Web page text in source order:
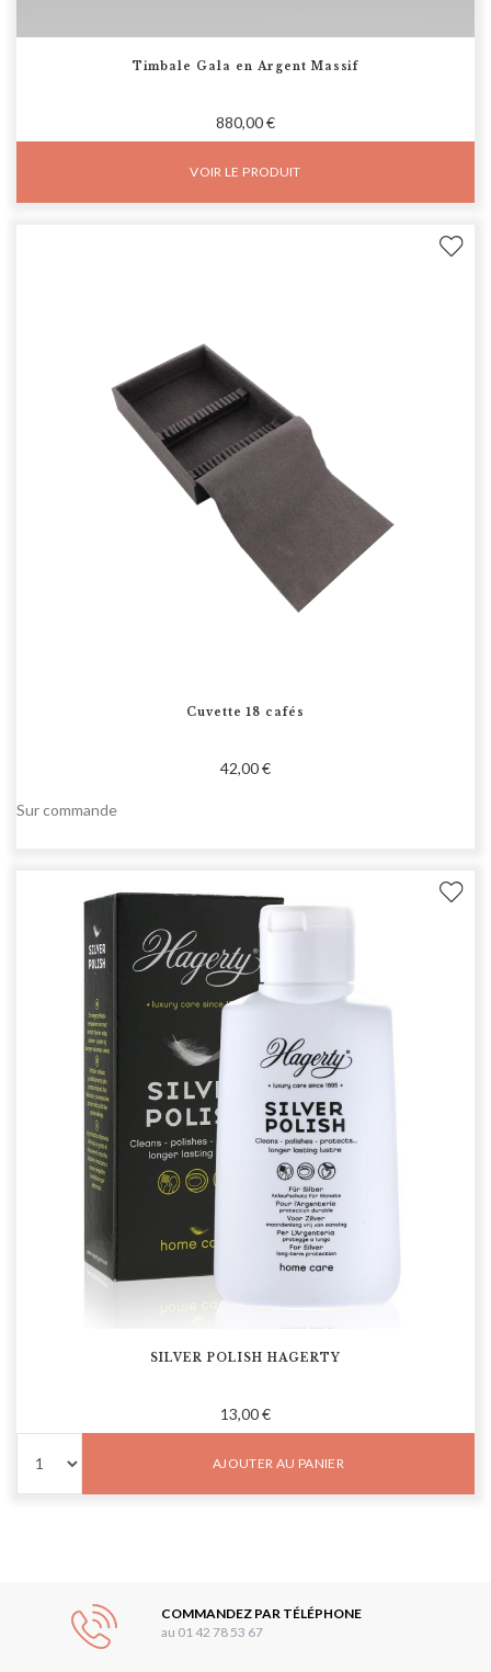
Timbale Gala en Argent Massif
880,00 €
VOIR LE PRODUIT
Cuvette 18 cafés
42,00 €
Sur commande
SILVER POLISH HAGERTY
13,00 €
AJOUTER AU PANIER
COMMANDEZ PAR TÉLÉPHONE
au 01 42 78 53 67